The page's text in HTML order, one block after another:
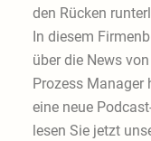
den Rücken
In diesem
über die News
Prozess Manager
eine neue
lesen Sie jetzt